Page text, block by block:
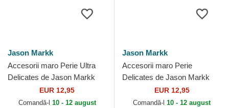
Jason Markk
Accesorii maro Perie Ultra
Delicates de Jason Markk
EUR 12,95
Comandă-l 10 - 12 august
Jason Markk
Accesorii maro Perie
Delicates de Jason Markk
EUR 12,95
Comandă-l 10 - 12 august